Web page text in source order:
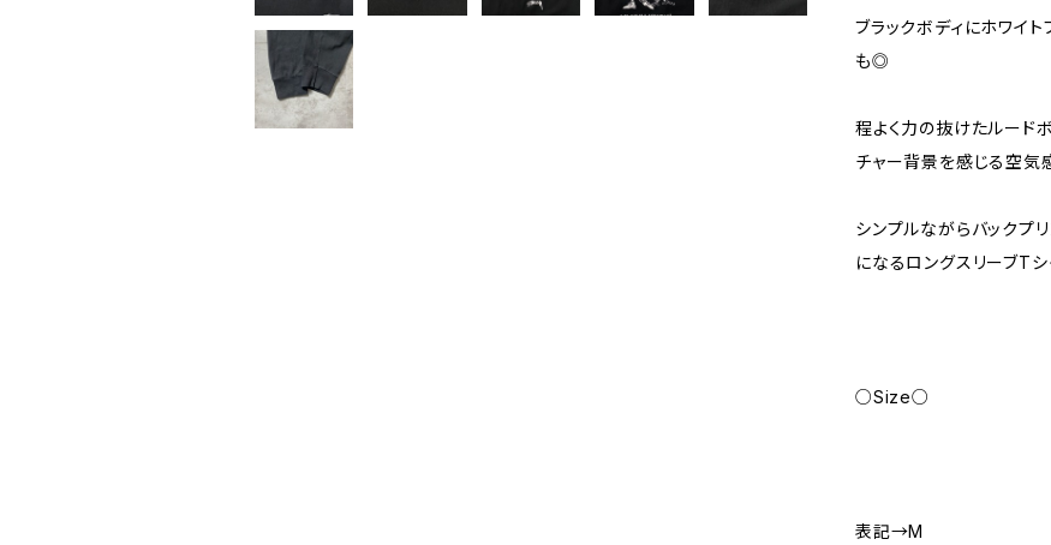
ブラックボディにホワイ
も◎
程よく力の抜けたルード
チャー背景を感じる空気
シンプルながらバックプ
になるロングスリーブTシ
○Size○
表記→M